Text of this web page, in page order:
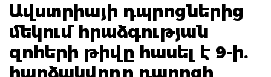
Ավստրիայի դպրոցներից
մեկում հրաձգության
զոհերի թիվը հասել է 9-ի.
հարձակվողը դպրոցի